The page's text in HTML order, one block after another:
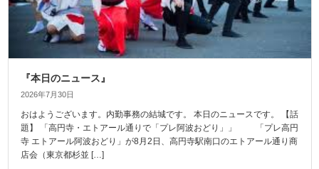
『本日のニュース』
2026年7月30日
おはようございます。内勤事務の結城です。 本日のニュースです。 【話
題】 「高円寺・エトアール通りで「プレ阿波おどり」」 「プレ高円
寺 エトアール阿波おどり」が8月2日、高円寺駅南口のエトアール通り商
店会（東京都杉並 […]